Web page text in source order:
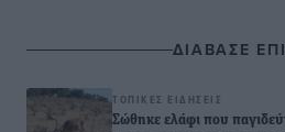
ΔΙΑΒΑΣΕ
ΤΟΠΙΚΈΣ ΕΙΔΉΣΕΙΣ
Σώθηκε ελάφι που